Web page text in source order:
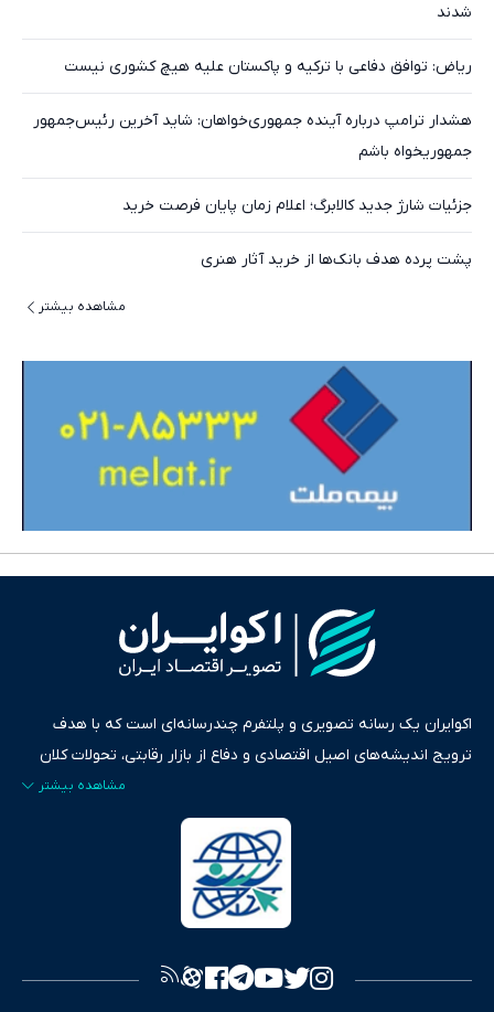
شدند
ریاض: توافق دفاعی با ترکیه و پاکستان علیه هیچ کشوری نیست
هشدار ترامپ درباره آینده جمهوری‌خواهان: شاید آخرین رئیس‌جمهور
جمهوریخواه باشم
جزئیات شارژ جدید کالابرگ؛ اعلام زمان پایان فرصت خرید
پشت پرده هدف بانک‌ها از خرید آثار هنری
مشاهده بیشتر
اکوایران یک رسانه تصویری و پلتفرم چندرسانه‌ای است که با هدف
ترویج اندیشه‌های اصیل اقتصادی و دفاع از بازار رقابتی، تحولات کلان
ایران و جهان را در قالب‌های ویدیو، پادکست، متن و گزارش‌های تحلیلی
پایش می‌کند. این رسانه به عنوان منبعی دقیق و قابل اعتماد، فراتر از
اطلاع‌رسانی صرف، به تبیین سیاست‌ها و کارکردهای بازارهای مالی،
سرمایه‌گذاری، تجارت و حوزه‌های نوظهور می‌پردازد. اکوایران با پایبندی
به اصول «انصاف، امانت و صداقت»، بستری برای انعکاس آراء متنوع
تصویری شفاف از واقعیت‌های اقتصادی ارائه دهد. ما در اکوایران با